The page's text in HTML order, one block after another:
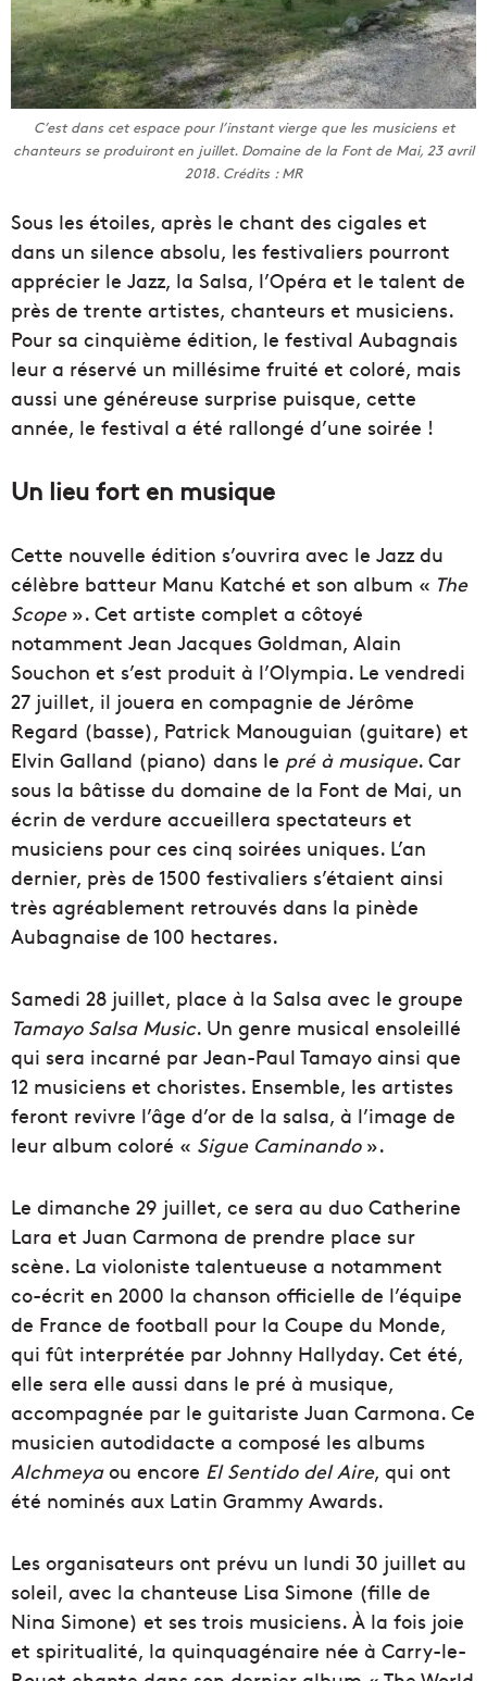
C’est dans cet espace pour l’instant vierge que les musiciens et
chanteurs se produiront en juillet. Domaine de la Font de Mai, 23 avril
2018. Crédits : MR
Sous les étoiles, après le chant des cigales et
dans un silence absolu, les festivaliers pourront
apprécier le Jazz, la Salsa, l’Opéra et le talent de
près de trente artistes, chanteurs et musiciens.
Pour sa cinquième édition, le festival Aubagnais
leur a réservé un millésime fruité et coloré, mais
aussi une généreuse surprise puisque, cette
année, le festival a été rallongé d’une soirée !
Un lieu fort en musique
Cette nouvelle édition s’ouvrira avec le Jazz du
célèbre batteur Manu Katché et son album « The
Scope». Cet artiste complet a côtoyé
notamment Jean Jacques Goldman, Alain
Souchon et s’est produit à l’Olympia. Le vendredi
27 juillet, il jouera en compagnie de Jérôme
Regard (basse), Patrick Manouguian (guitare) et
Elvin Galland (piano) dans le pré à musique. Car
sous la bâtisse du domaine de la Font de Mai, un
écrin de verdure accueillera spectateurs et
musiciens pour ces cinq soirées uniques. L’an
dernier, près de 1500 festivaliers s’étaient ainsi
très agréablement retrouvés dans la pinède
Aubagnaise de 100 hectares.
Samedi 28 juillet, place à la Salsa avec le groupe
Tamayo Salsa Music. Un genre musical ensoleillé
qui sera incarné par Jean-Paul Tamayo ainsi que
12 musiciens et choristes. Ensemble, les artistes
feront revivre l’âge d’or de la salsa, à l’image de
leur album coloré « Sigue Caminando».
Le dimanche 29 juillet, ce sera au duo Catherine
Lara et Juan Carmona de prendre place sur
scène. La violoniste talentueuse a notamment
co-écrit en 2000 la chanson officielle de l’équipe
de France de football pour la Coupe du Monde,
qui fût interprétée par Johnny Hallyday. Cet été,
elle sera elle aussi dans le pré à musique,
accompagnée par le guitariste Juan Carmona. Ce
musicien autodidacte a composé les albums
Alchmeyaou encore El Sentido del Aire, qui ont
été nominés aux Latin Grammy Awards.
Les organisateurs ont prévu un lundi 30 juillet au
soleil, avec la chanteuse Lisa Simone (fille de
Nina Simone) et ses trois musiciens. À la fois joie
et spiritualité, la quinquagénaire née à Carry-le-